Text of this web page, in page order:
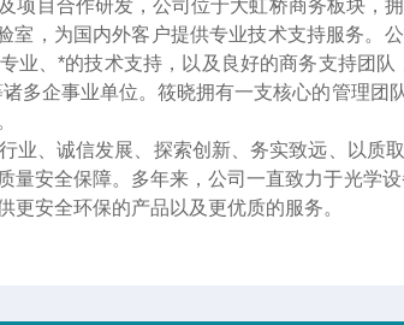
项目合作研发，公司位于大虹桥商务板块，
室，为国内外客户提供专业技术支持服务。
业、*的技术支持，以及良好的商务支持团
多企事业单位。筱晓拥有一支核心的管理团
业、诚信发展、探索创新、务实致远、以质
量安全保障。多年来，公司一直致力于光学
更安全环保的产品以及更优质的服务。